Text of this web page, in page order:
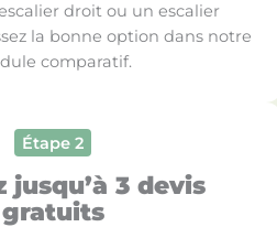
droit ou un escalier
la bonne option dans notre
comparatif.
Étape 2
jusqu’à 3 devis
gratuits